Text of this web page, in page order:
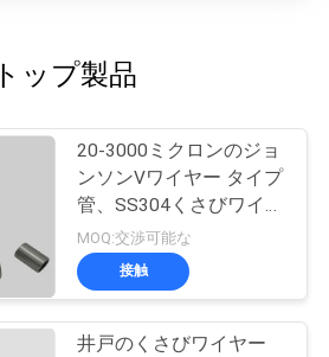
トップ製品
20-3000ミクロンのジョ
ンソンVワイヤー タイプ
管、SS304くさびワイヤ
ー スクリーンの管フィ
ルター
MOQ:交渉可能な
接触
井戸のくさびワイヤー